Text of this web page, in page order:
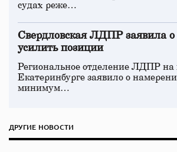
судах реже…
Свердловская ЛДПР заявила
усилить позиции
Региональное отделение ЛДПР
Екатеринбурге заявило о
минимум…
ДРУГИЕ НОВОСТИ